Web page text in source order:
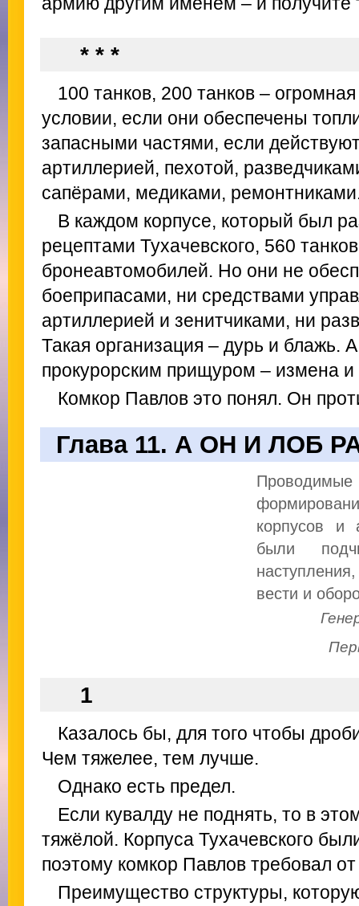
* * *
100 танков, 200 танков –
условии, если они обеспечены
запасными частями, если
артиллерией, пехотой,
сапёрами, медиками,
В каждом корпусе, который был
рецептами Тухачевского, 560
бронеавтомобилей. Но они не
боеприпасами, ни средствами
артиллерией и зенитчиками, ни
Такая организация – дурь и блажь.
прокурорским прищуром – измена и
Комкор Павлов это понял. Он
Глава 11. А ОН И ЛОБ
корпусов и
были
вести и
1
Казалось бы, для того чтобы
Чем тяжелее, тем лучше.
Однако есть предел.
Если кувалду не поднять, то в
тяжёлой. Корпуса Тухачевского
поэтому комкор Павлов требовал от
Преимущество структуры,